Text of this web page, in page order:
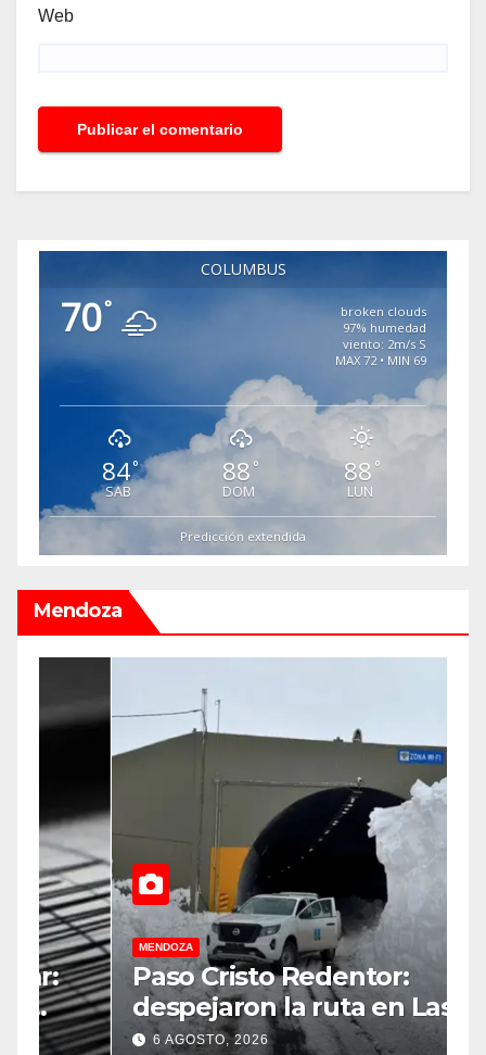
Web
COLUMBUS
70°
broken clouds
97% humedad
viento: 2m/s S
MAX 72 • MIN 69
84°
SAB
88 °
DOM
88 °
LUN
Predicción extendida
Mendoza
MENDOZA
Paso Cristo Redentor:
despejaron la ruta en Las
Cuevas antes de otro
6 AGOSTO, 2026